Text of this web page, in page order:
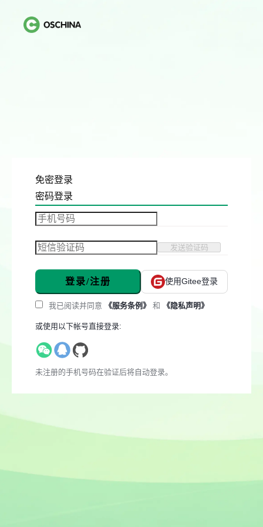
免密登录
密码登录
发送验证码
登录/注册 使用Gitee登录
我已阅读并同意 《服务条例》 和 《隐私声明》
或使用以下帐号直接登录:
未注册的手机号码在验证后将自动登录。